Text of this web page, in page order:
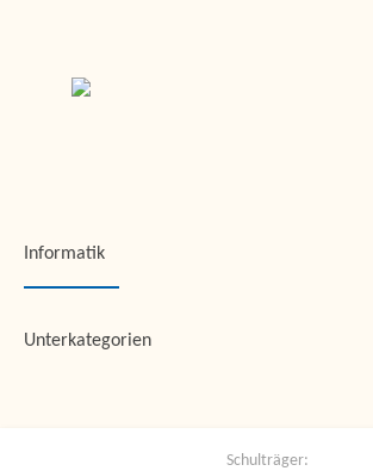
Informatik
Unterkategorien
Schulträger: